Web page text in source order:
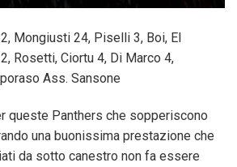
Mongiusti 24, Piselli 3, Boi, El
Rosetti, Ciortu 4, Di Marco 4,
Ass. Sansone
queste Panthers che sopperiscono
una buonissima prestazione che
da sotto canestro non fa essere